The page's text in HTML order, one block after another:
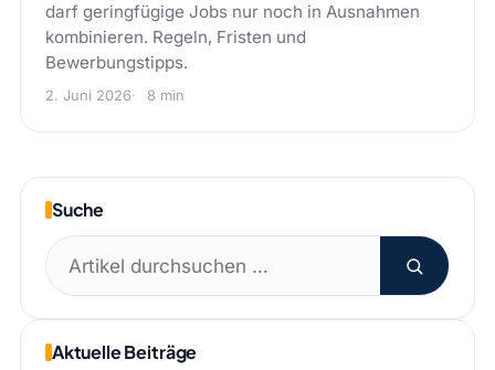
darf geringfügige Jobs nur noch in Ausnahmen
kombinieren. Regeln, Fristen und
Bewerbungstipps.
2. Juni 2026 8 min
Suche
Suchen
nach:
Aktuelle Beiträge